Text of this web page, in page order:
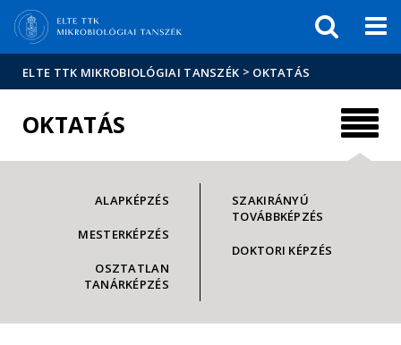
sajtóban
ELTE TTK MIKROBIOLÓGIAI TANSZÉK > OKTATÁS
OKTATÁS
ALAPKÉPZÉS
MESTERKÉPZÉS
OSZTATLAN
TANÁRKÉPZÉS
SZAKIRÁNYÚ
TOVÁBBKÉPZÉS
DOKTORI KÉPZÉS